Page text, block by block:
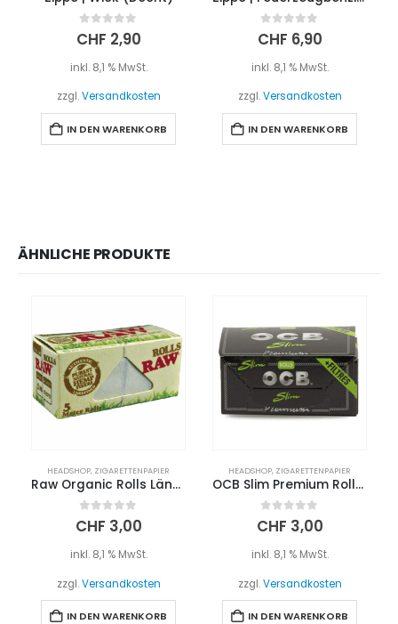
0 out of 5
CHF 2,90
inkl. 8,1 % MwSt.
zzgl.Versandkosten
IN DEN WARENKORB
0 out of 5
CHF 6,90
inkl. 8,1 % MwSt.
zzgl.Versandkosten
IN DEN WARENKORB
ÄHNLICHE PRODUKTE
HEADSHOP, ZIGARETTENPAPIER
Raw Organic Rolls Länge 5m
0 out of 5
CHF 3,00
inkl. 8,1 % MwSt.
zzgl.Versandkosten
IN DEN WARENKORB
HEADSHOP, ZIGARETTENPAPIER
OCB Slim Premium Rolls + Filter
0 out of 5
CHF 3,00
inkl. 8,1 % MwSt.
zzgl.Versandkosten
IN DEN WARENKORB